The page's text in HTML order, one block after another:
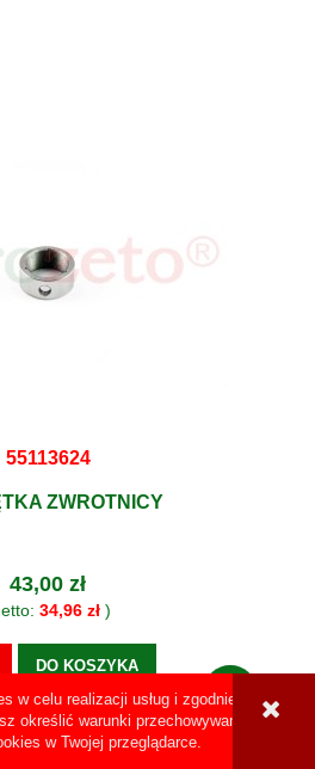
w celu realizacji usług i zgodnie z
określić warunki przechowywania
w Twojej przeglądarce.
55113624
ZWROTNICY
43,00 zł
34,96 zł)
DO KOSZYKA